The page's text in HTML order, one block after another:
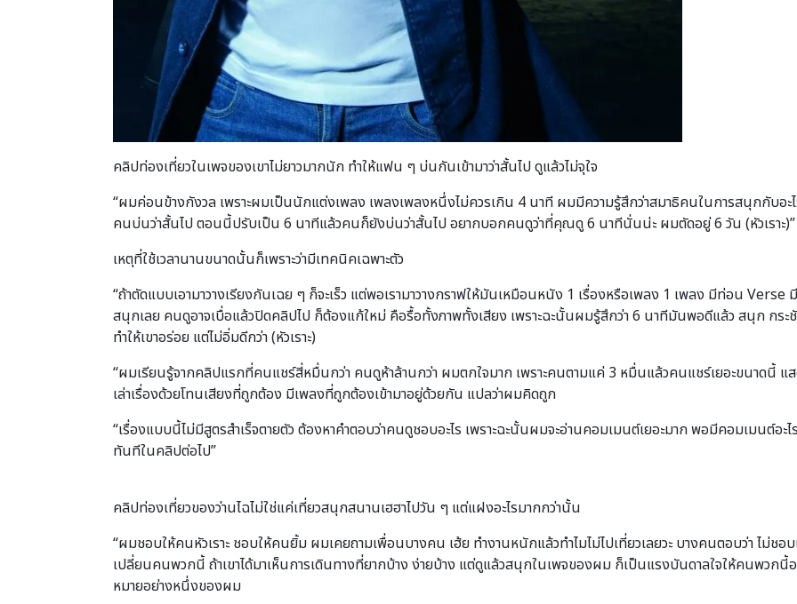
คลิปท่องเที่ยวในเพจของเขาไม่ยาวมากนัก ทำให้แฟน ๆ บ่นกันเข้ามาว่าสั้นไป ดูแล้วไม่จุใจ
“ผมค่อนข้างกังวล เพราะผมเป็นนักแต่งเพลง เพลงเพลงหนึ่งไม่ควรเกิน 4 นาที ผมมีความรู้สึกว่าสมาธิคนในการสนุกกับอะ
คนบ่นว่าสั้นไป ตอนนี้ปรับเป็น 6 นาทีแล้วคนก็ยังบ่นว่าสั้นไป อยากบอกคนดูว่าที่คุณดู 6 นาทีนั่นน่ะ ผมตัดอยู่ 6 วัน (หัวเราะ)”
เหตุที่ใช้เวลานานขนาดนั้นก็เพราะว่ามีเทคนิคเฉพาะตัว
“ถ้าตัดแบบเอามาวางเรียงกันเฉย ๆ ก็จะเร็ว แต่พอเรามาวางกราฟให้มันเหมือนหนัง 1 เรื่องหรือเพลง 1 เพลง มีท่อน Verse
สนุกเลย คนดูอาจเบื่อแล้วปิดคลิปไป ก็ต้องแก้ใหม่ คือรื้อทั้งภาพทั้งเสียง เพราะฉะนั้นผมรู้สึกว่า 6 นาทีมันพอดีแล้ว สนุก กระ
ทำให้เขาอร่อย แต่ไม่อิ่มดีกว่า (หัวเราะ)
“ผมเรียนรู้จากคลิปแรกที่คนแชร์สี่หมื่นกว่า คนดูห้าล้านกว่า ผมตกใจมาก เพราะคนตามแค่ 3 หมื่นแล้วคนแชร์เยอะขนาดนี้ แ
เล่าเรื่องด้วยโทนเสียงที่ถูกต้อง มีเพลงที่ถูกต้องเข้ามาอยู่ด้วยกัน แปลว่าผมคิดถูก
“เรื่องแบบนี้ไม่มีสูตรสำเร็จตายตัว ต้องหาคำตอบว่าคนดูชอบอะไร เพราะฉะนั้นผมจะอ่านคอมเมนต์เยอะมาก พอมีคอมเมนต์อะ
ทันทีในคลิปต่อไป”
คลิปท่องเที่ยวของว่านไฉไม่ใช่แค่เที่ยวสนุกสนานเฮฮาไปวัน ๆ แต่แฝงอะไรมากกว่านั้น
“ผมชอบให้คนหัวเราะ ชอบให้คนยิ้ม ผมเคยถามเพื่อนบางคน เฮ้ย ทำงานหนักแล้วทำไมไม่ไปเที่ยวเลยวะ บางคนตอบว่า ไม่ช
เปลี่ยนคนพวกนี้ ถ้าเขาได้มาเห็นการเดินทางที่ยากบ้าง ง่ายบ้าง แต่ดูแล้วสนุกในเพจของผม ก็เป็นแรงบันดาลใจให้คนพวกนี้
หมายอย่างหนึ่งของผม